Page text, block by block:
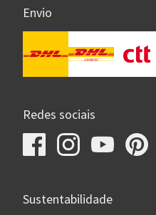
Envio
Redes sociais
Sustentabilidade